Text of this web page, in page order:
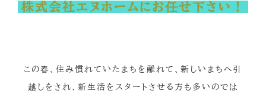
株式会社エヌホームにお任せ下さい！
この春、住み慣れていたまちを離れて、新しいまちへ引
越しをされ、新生活をスタートさせる方も多いのでは